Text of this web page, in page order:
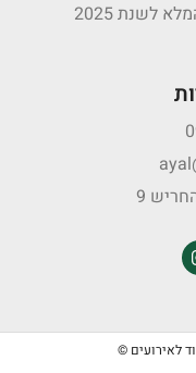
לשנת 2025
9
לאירועים ©